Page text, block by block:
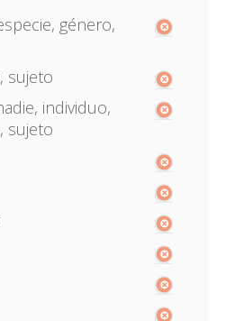
género,
sujeto
individuo,
sujeto